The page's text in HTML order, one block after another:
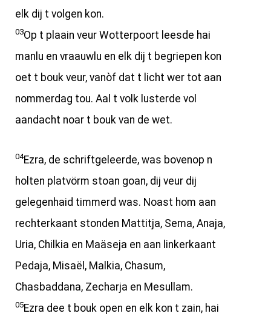
elk dij t volgen kon.
03Op t plaain veur Wotterpoort leesde hai
manlu en vraauwlu en elk dij t begriepen kon
oet t bouk veur, vanòf dat t licht wer tot aan
nommerdag tou. Aal t volk lusterde vol
aandacht noar t bouk van de wet.
04Ezra, de schriftgeleerde, was bovenop n
holten platvörm stoan goan, dij veur dij
gelegenhaid timmerd was. Noast hom aan
rechterkaant stonden Mattitja, Sema, Anaja,
Uria, Chilkia en Maäseja en aan linkerkaant
Pedaja, Misaël, Malkia, Chasum,
Chasbaddana, Zecharja en Mesullam.
05Ezra dee t bouk open en elk kon t zain, hai